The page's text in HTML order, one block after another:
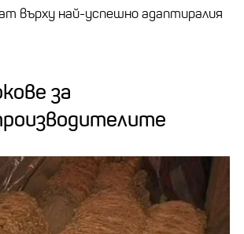
върху най-успешно адаптиралия
за